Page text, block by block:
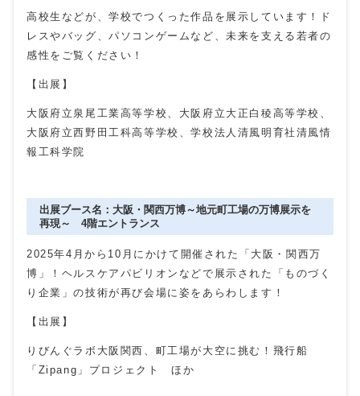
高校生などが、学校でつくった作品を展示しています！ド
レスやバッグ、パソコンゲームなど、未来を支える若者の
感性をご覧ください！
【出展】
大阪府立泉尾工業高等学校、大阪府立大正白稜高等学校、
大阪府立西野田工科高等学校、学校法人清風明育社清風情
報工科学院
出展ブース名：大阪・関西万博～地元町工場の万博展示を
再現～ 4階エントランス
2025年4月から10月にかけて開催された「大阪・関西万
博」！ヘルスケアパビリオンなどで展示された「ものづく
り企業」の技術が再び会場に姿をあらわします！
【出展】
りびんぐラボ大阪関西、町工場が大空に挑む！飛行船
「Zipang」プロジェクト ほか